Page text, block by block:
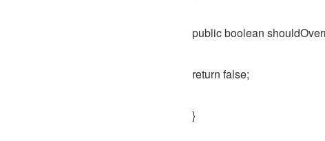
public boolean
return false;
}